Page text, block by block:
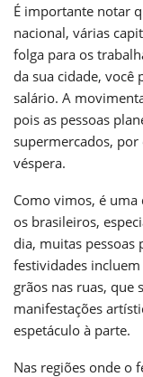
É importante notar
nacional, várias
folga para os
da sua cidade,
salário. A
pois as pessoas
supermercados,
véspera.
Como vimos, é
os brasileiros,
dia, muitas pessoas
festividades
grãos nas ruas, que
manifestações
espetáculo à parte.
Nas regiões onde o